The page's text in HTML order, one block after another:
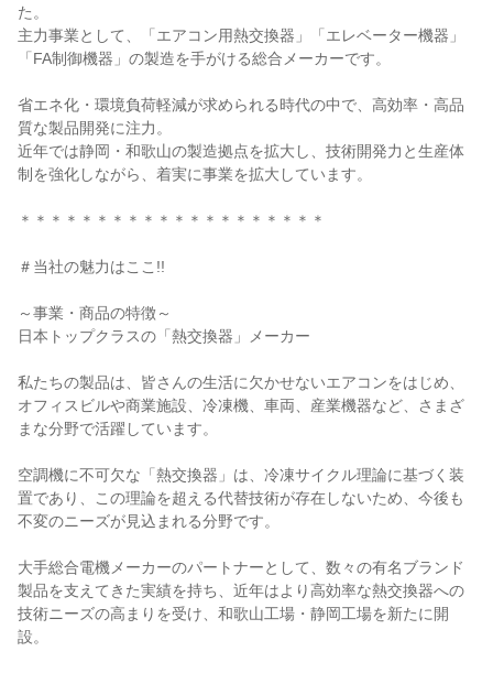
た。
主力事業として、「エアコン用熱交換器」「エレベーター機器」
「FA制御機器」の製造を手がける総合メーカーです。
省エネ化・環境負荷軽減が求められる時代の中で、高効率・高品
質な製品開発に注力。
近年では静岡・和歌山の製造拠点を拡大し、技術開発力と生産体
制を強化しながら、着実に事業を拡大しています。
＊＊＊＊＊＊＊＊＊＊＊＊＊＊＊＊＊＊＊＊
＃当社の魅力はここ!!
～事業・商品の特徴～
日本トップクラスの「熱交換器」メーカー
私たちの製品は、皆さんの生活に欠かせないエアコンをはじめ、
オフィスビルや商業施設、冷凍機、車両、産業機器など、さまざ
まな分野で活躍しています。
空調機に不可欠な「熱交換器」は、冷凍サイクル理論に基づく装
置であり、この理論を超える代替技術が存在しないため、今後も
不変のニーズが見込まれる分野です。
大手総合電機メーカーのパートナーとして、数々の有名ブランド
製品を支えてきた実績を持ち、近年はより高効率な熱交換器への
技術ニーズの高まりを受け、和歌山工場・静岡工場を新たに開
設。